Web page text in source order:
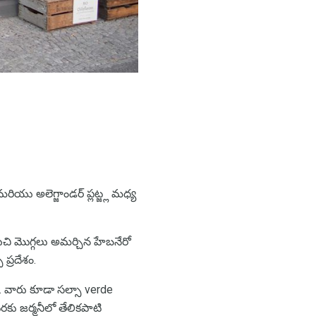
అలెగ్జాండర్ ప్లట్జ్ల మధ్య
మొగ్గలు అమర్చిన హేబనేరో
కూడా సల్సా verde
జర్మనీలో తేలికపాటి